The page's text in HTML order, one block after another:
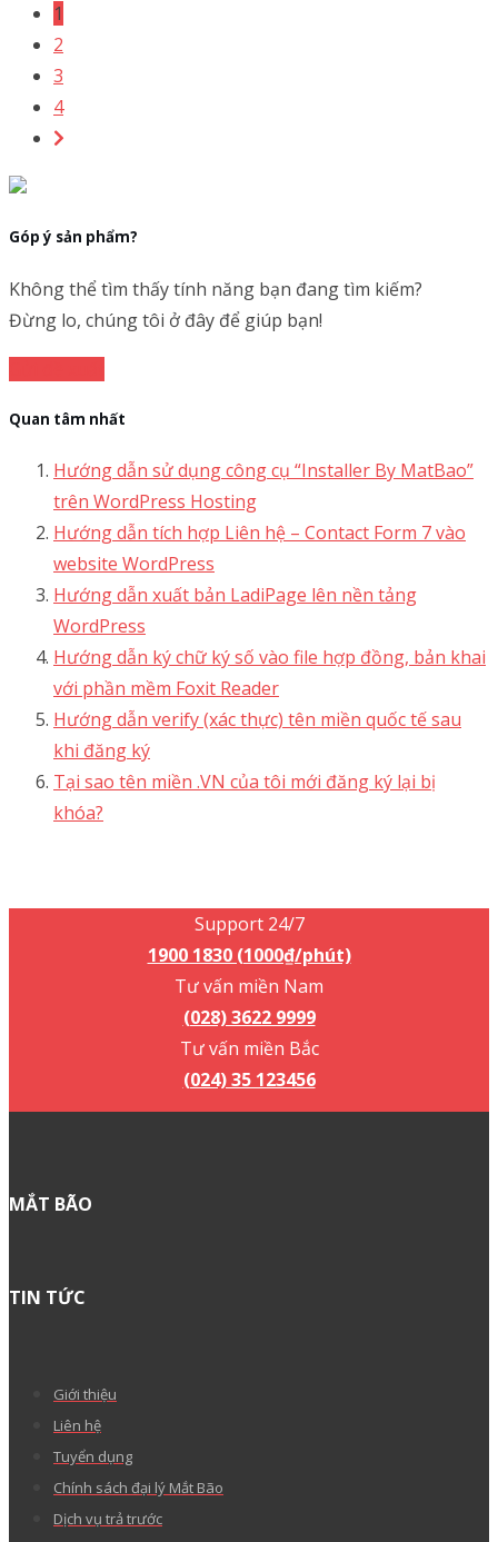
1
2
3
4
Góp ý sản phẩm?
Không thể tìm thấy tính năng bạn đang tìm kiếm?
Đừng lo, chúng tôi ở đây để giúp bạn!
Quan tâm nhất
Hướng dẫn sử dụng công cụ “Installer By MatBao”
trên WordPress Hosting
Hướng dẫn tích hợp Liên hệ – Contact Form 7 vào
website WordPress
Hướng dẫn xuất bản LadiPage lên nền tảng
WordPress
Hướng dẫn ký chữ ký số vào file hợp đồng, bản khai
với phần mềm Foxit Reader
Hướng dẫn verify (xác thực) tên miền quốc tế sau
khi đăng ký
Tại sao tên miền .VN của tôi mới đăng ký lại bị
khóa?
Support 24/7
1900 1830 (1000₫/phút)
Tư vấn miền Nam
(028) 3622 9999
Tư vấn miền Bắc
(024) 35 123456
MẮT BÃO
TIN TỨC
Giới thiệu
Liên hệ
Tuyển dụng
Chính sách đại lý Mắt Bão
Dịch vụ trả trước